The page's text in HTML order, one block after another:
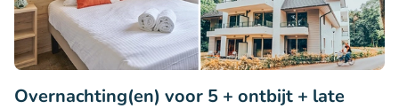
Overnachting(en) voor 5 + ontbijt + late